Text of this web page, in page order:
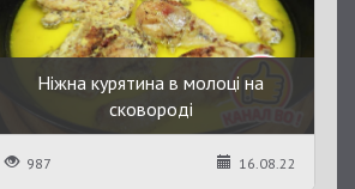
Ніжна курятина в молоці на
сковороді
987 16.08.22